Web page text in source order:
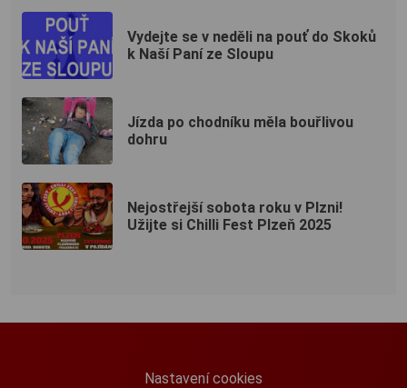
Vydejte se v neděli na pouť do Skoků
k Naší Paní ze Sloupu
Jízda po chodníku měla bouřlivou
dohru
Nejostřejší sobota roku v Plzni!
Užijte si Chilli Fest Plzeň 2025
Nastavení cookies